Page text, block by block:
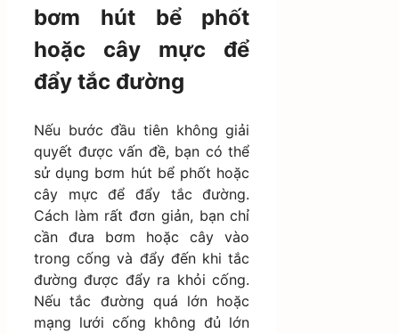
bơm hút bể phốt
hoặc cây mực để
đẩy tắc đường
Nếu bước đầu tiên không giải
quyết được vấn đề, bạn có thể
sử dụng bơm hút bể phốt hoặc
cây mực để đẩy tắc đường.
Cách làm rất đơn giản, bạn chỉ
cần đưa bơm hoặc cây vào
trong cống và đẩy đến khi tắc
đường được đẩy ra khỏi cống.
Nếu tắc đường quá lớn hoặc
mạng lưới cống không đủ lớn